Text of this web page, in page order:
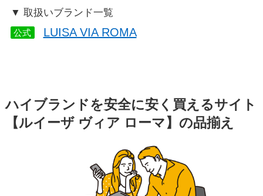
▼ 取扱いブランド一覧
公式 LUISA VIA ROMA
ハイブランドを安全に安く買えるサイト
【ルイーザ ヴィア ローマ】の品揃え